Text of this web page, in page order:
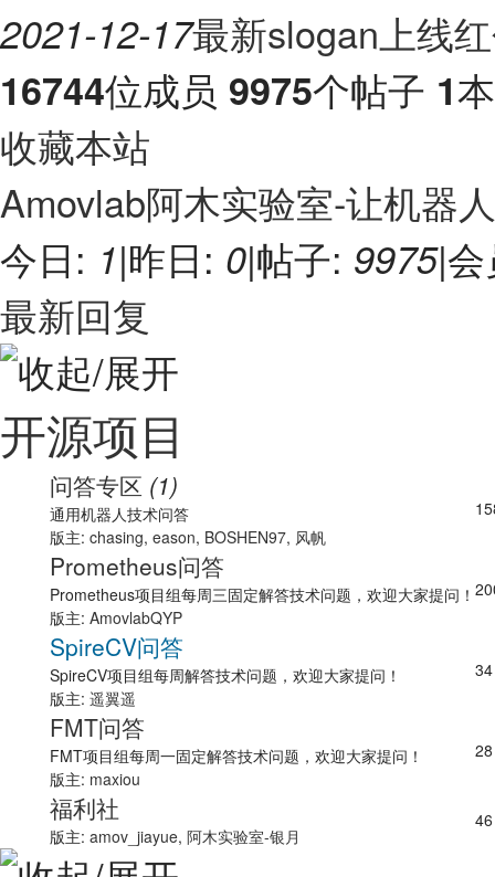
2021-12-17最新slogan上线
16744位成员 9975个帖子 1
收藏本站
Amovlab阿木实验室-让机器
今日: 1|昨日: 0|帖子: 9975|
最新回复
开源项目
问答专区 (1)
通用机器人技术问答
版主: chasing, eason, BOSHEN97, 风帆
Prometheus问答
Prometheus项目组每周三固定解答技术问题，欢迎大家提问！
版主: AmovlabQYP
SpireCV问答
SpireCV项目组每周解答技术问题，欢迎大家提问！
版主: 遥翼遥
34
FMT问答
FMT项目组每周一固定解答技术问题，欢迎大家提问！
版主: maxiou
28
福利社
版主: amov_jiayue, 阿木实验室-银月
46